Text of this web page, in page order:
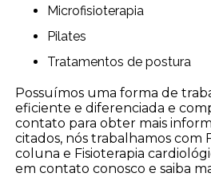
Microfisioterapia
Pilates
Tratamentos de postura
Possuímos uma forma de
eficiente e diferenciada e
contato para obter mais
citados, nós trabalhamos com
coluna e Fisioterapia
em contato conosco e saiba